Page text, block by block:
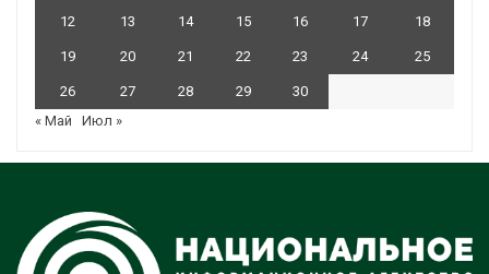
12 13 14 15 16 17 18
19 20 21 22 23 24 25
26 27 28 29
30
« Май
Июл »